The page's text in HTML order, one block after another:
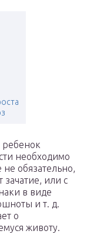
ребенок
необходимо
обязательно,
или с
в виде
и т. д.
о
животу.